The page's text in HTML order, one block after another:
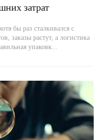
затрат
бы раз сталкивался с
заказы растут, а логистика
упаковк...